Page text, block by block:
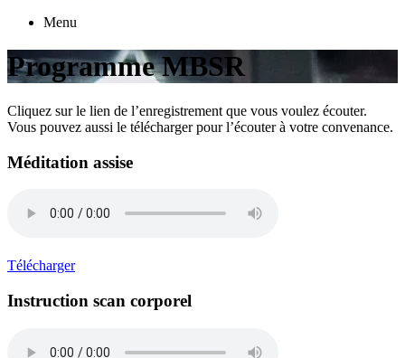
Menu
Programme MBSR
Cliquez sur le lien de l’enregistrement que vous voulez écouter.
Vous pouvez aussi le télécharger pour l’écouter à votre convenance.
Méditation assise
Télécharger
Instruction scan corporel